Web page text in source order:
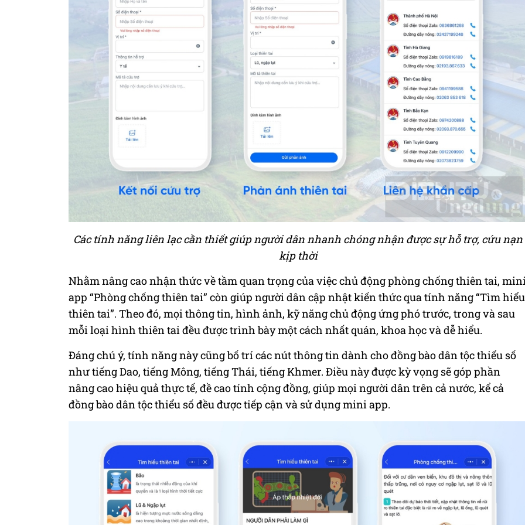
Các tính năng liên lạc cần thiết giúp người dân nhanh chóng nhận được sự hỗ trợ, cứu nạn
kịp thời
Nhằm nâng cao nhận thức về tầm quan trọng của việc chủ động phòng chống thiên tai,
app “Phòng chống thiên tai” còn giúp người dân cập nhật kiến thức qua tính năng “Tìm hiểu
thiên tai”. Theo đó, mọi thông tin, hình ảnh, kỹ năng chủ động ứng phó trước, trong và sau
mỗi loại hình thiên tai đều được trình bày một cách nhất quán, khoa học và dễ hiểu.
Đáng chú ý, tính năng này cũng bố trí các nút thông tin dành cho đồng bào dân tộc thiểu số
như tiếng Dao, tiếng Mông, tiếng Thái, tiếng Khmer. Điều này được kỳ vọng sẽ góp phần
nâng cao hiệu quả thực tế, đề cao tính cộng đồng, giúp mọi người dân trên cả nước, kể cả
đồng bào dân tộc thiểu số đều được tiếp cận và sử dụng mini app.